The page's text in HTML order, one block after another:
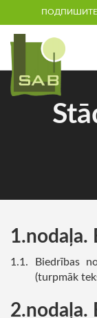
nodaļa.
Biedrības
(turpmāk
nodaļa.